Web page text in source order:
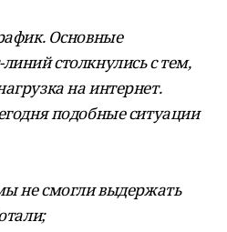
Основные
столкнулись с тем,
на интернет.
подобные ситуации
не смогли выдержать